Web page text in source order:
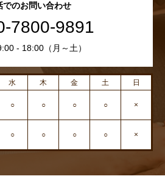
でのお問い合わせ
7800-9891
- 18:00（月～土）
水 木 金 土
日
○ ○ ○ ○ ×
○ ○ ○ ○ ×